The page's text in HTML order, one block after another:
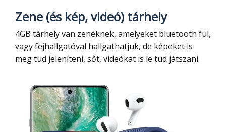
Zene (és kép, videó) tárhely
4GB tárhely van zenéknek, amelyeket bluetooth fül,
vagy fejhallgatóval hallgathatjuk, de képeket is
meg tud jeleníteni, sőt, videókat is le tud játszani.